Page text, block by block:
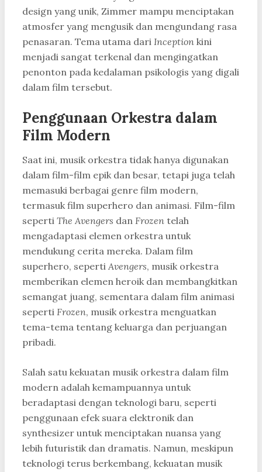
design yang unik, Zimmer mampu menciptakan
atmosfer yang mengusik dan mengundang rasa
penasaran. Tema utama dari Inception kini
menjadi sangat terkenal dan mengingatkan
penonton pada kedalaman psikologis yang digali
dalam film tersebut.
Penggunaan Orkestra dalam
Film Modern
Saat ini, musik orkestra tidak hanya digunakan
dalam film-film epik dan besar, tetapi juga telah
memasuki berbagai genre film modern,
termasuk film superhero dan animasi. Film-film
seperti The Avengers dan Frozen telah
mengadaptasi elemen orkestra untuk
mendukung cerita mereka. Dalam film
superhero, seperti Avengers, musik orkestra
memberikan elemen heroik dan membangkitkan
semangat juang, sementara dalam film animasi
seperti Frozen, musik orkestra menguatkan
tema-tema tentang keluarga dan perjuangan
pribadi.
Salah satu kekuatan musik orkestra dalam film
modern adalah kemampuannya untuk
beradaptasi dengan teknologi baru, seperti
penggunaan efek suara elektronik dan
synthesizer untuk menciptakan nuansa yang
lebih futuristik dan dramatis. Namun, meskipun
teknologi terus berkembang, kekuatan musik